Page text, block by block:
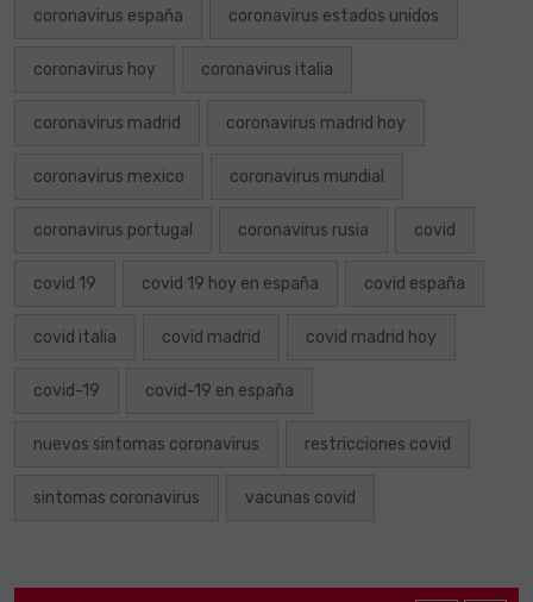
coronavirus españa coronavirus estados unidos
coronavirus hoy coronavirus italia
coronavirus madrid coronavirus madrid hoy
coronavirus mexico coronavirus mundial
coronavirus portugal coronavirus rusia covid
covid 19 covid 19 hoy en españa covid españa
covid italia covid madrid covid madrid hoy
covid-19 covid-19 en españa
nuevos sintomas coronavirus restricciones covid
sintomas coronavirus vacunas covid